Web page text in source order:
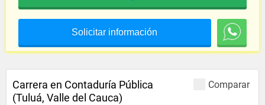
Solicitar información
Comparar
Carrera en Contaduría Pública
(Tuluá, Valle del Cauca)